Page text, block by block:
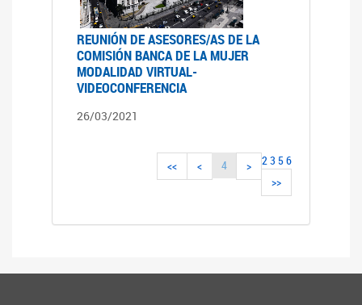
REUNIÓN DE ASESORES/AS DE LA
COMISIÓN BANCA DE LA MUJER
MODALIDAD VIRTUAL-
VIDEOCONFERENCIA
26/03/2021
<< < 23
4 56
>
>>